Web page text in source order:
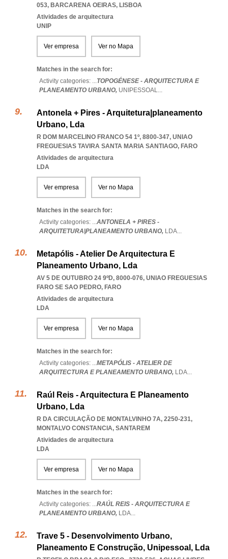
053, BARCARENA OEIRAS, LISBOA
Atividades de arquitectura
UNIP
Ver empresa Ver no Mapa
Matches in the search for:
Activity categories: ...TOPOGÉNESE - ARQUITECTURA E
PLANEAMENTO URBANO, UNIPESSOAL...
Antonela + Pires - Arquitetura|planeamento
Urbano, Lda
R DOM MARCELINO FRANCO 54 1º, 8800-347, UNIAO
FREGUESIAS TAVIRA SANTA MARIA SANTIAGO, FARO
Atividades de arquitectura
LDA
Ver empresa Ver no Mapa
Matches in the search for:
Activity categories: ...ANTONELA + PIRES -
ARQUITETURA|PLANEAMENTO URBANO, LDA...
Metapólis - Atelier De Arquitectura E
Planeamento Urbano, Lda
AV 5 DE OUTUBRO 24 9ºD, 8000-076, UNIAO FREGUESIAS
FARO SE SAO PEDRO, FARO
Atividades de arquitectura
LDA
Ver empresa Ver no Mapa
Matches in the search for:
Activity categories: ...METAPÓLIS - ATELIER DE
ARQUITECTURA E PLANEAMENTO URBANO, LDA...
Raúl Reis - Arquitectura E Planeamento
Urbano, Lda
R DA CIRCULAÇÃO DE MONTALVINHO 7A, 2250-231,
MONTALVO CONSTANCIA, SANTAREM
Atividades de arquitectura
LDA
Ver empresa Ver no Mapa
Matches in the search for:
Activity categories: ...RAÚL REIS - ARQUITECTURA E
PLANEAMENTO URBANO, LDA...
Trave 5 - Desenvolvimento Urbano,
Planeamento E Construção, Unipessoal, Lda